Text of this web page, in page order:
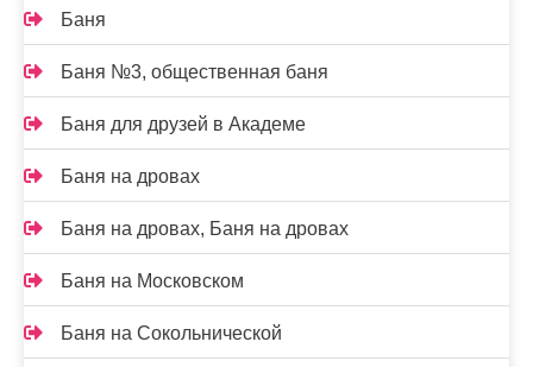
Баня
Баня №3, общественная баня
Баня для друзей в Академе
Баня на дровах
Баня на дровах, Баня на дровах
Баня на Московском
Баня на Сокольнической